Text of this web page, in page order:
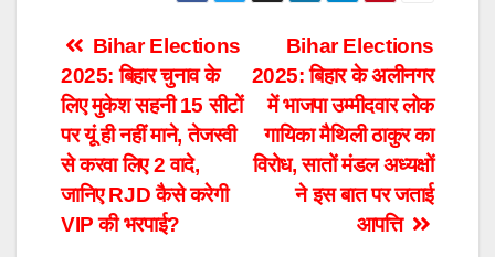
Post
navigation
Bihar Elections
2025: बिहार के अलीनगर
में भाजपा उम्मीदवार लोक
गायिका मैथिली ठाकुर का
विरोध, सातों मंडल अध्यक्षों
ने इस बात पर जताई
आपत्ति
Bihar Elections
2025: बिहार चुनाव के
लिए मुकेश सहनी 15 सीटों
पर यूं ही नहीं माने, तेजस्वी
से करवा लिए 2 वादे,
जानिए RJD कैसे करेगी
VIP की भरपाई?